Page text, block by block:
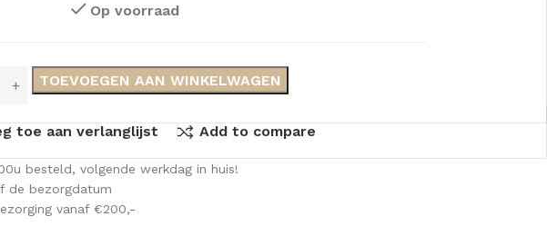
Op voorraad
TOEVOEGEN AAN WINKELWAGEN
toe aan verlanglijst Add to compare
besteld, volgende werkdag in huis!
de bezorgdatum
vanaf €200,-